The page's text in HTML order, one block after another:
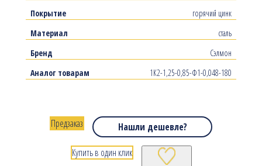
Покрытие
горячий цинк
Материал
сталь
Бренд
Сэлмон
Аналог товарам
1К2-1,25-0,85-Ф1-0,048-180
Нашли дешевле?
Предзаказ
Купить в один клик